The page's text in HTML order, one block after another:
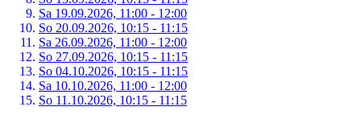
Sa 19.09.2026, 11:00 - 12:00
So 20.09.2026, 10:15 - 11:15
Sa 26.09.2026, 11:00 - 12:00
So 27.09.2026, 10:15 - 11:15
So 04.10.2026, 10:15 - 11:15
Sa 10.10.2026, 11:00 - 12:00
So 11.10.2026, 10:15 - 11:15